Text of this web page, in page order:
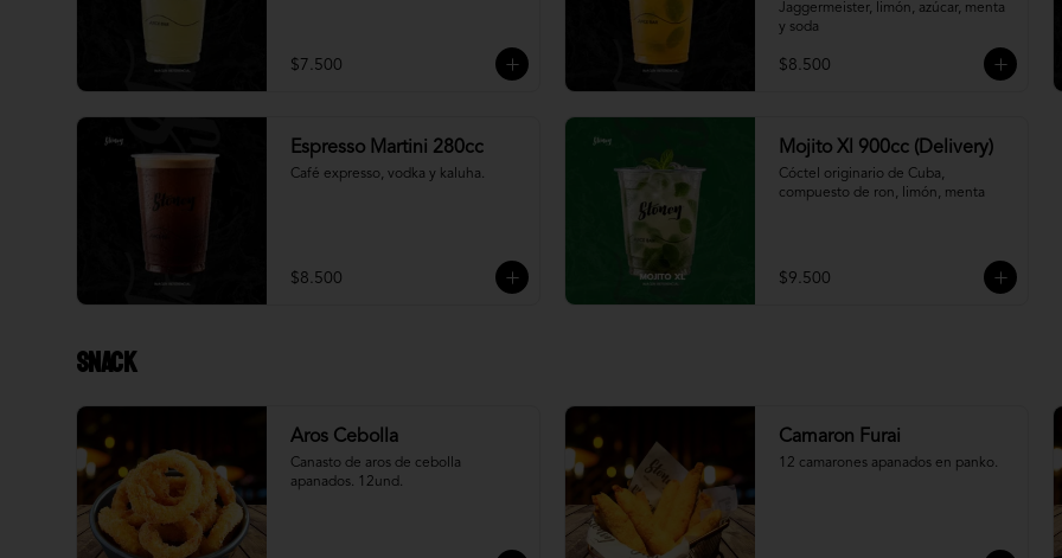
$7.500
Jaggermeister, limón, azúcar, menta
y soda
$8.500
Espresso Martini 280cc
Café expresso, vodka y kaluha.
$8.500
Mojito Xl 900cc (Delivery)
Cóctel originario de Cuba,
compuesto de ron, limón, menta
$9.500
Snack
Aros Cebolla
Canasto de aros de cebolla
apanados. 12und.
Camaron Furai
12 camarones apanados en panko.